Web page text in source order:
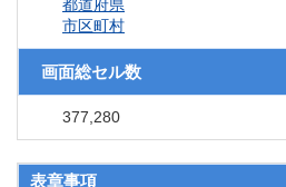
都道府県
市区町村
画面総セル数
377,280
表章事項